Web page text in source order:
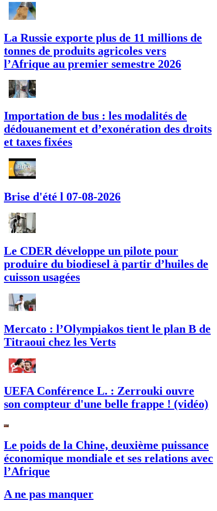
La Russie exporte plus de 11 millions de
tonnes de produits agricoles vers
l’Afrique au premier semestre 2026
Importation de bus : les modalités de
dédouanement et d’exonération des droits
et taxes fixées
Brise d'été l 07-08-2026
Le CDER développe un pilote pour
produire du biodiesel à partir d’huiles de
cuisson usagées
Mercato : l’Olympiakos tient le plan B de
Titraoui chez les Verts
UEFA Conférence L. : Zerrouki ouvre
son compteur d'une belle frappe ! (vidéo)
Le poids de la Chine, deuxième puissance
économique mondiale et ses relations avec
l’Afrique
A ne pas manquer